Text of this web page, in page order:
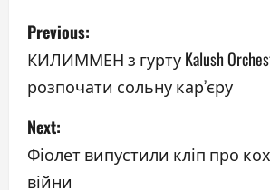
P
o
s
t
n
Previous:
КИЛИММЕН з гурту Kalush
розпочати сольну кар’єру
Next:
Фіолет випустили кліп про
війни